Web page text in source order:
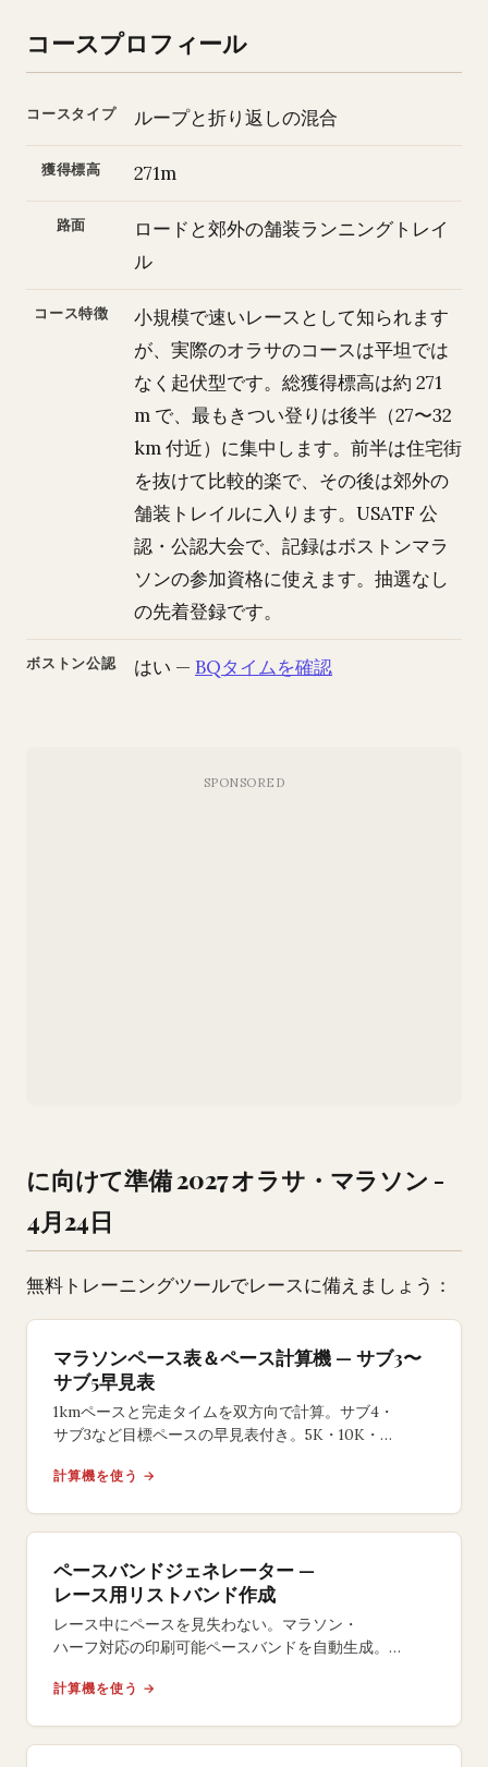
コースプロフィール
コースタイプ ループと折り返しの混合
獲得標高 271m
路面
ロードと郊外の舗装ランニングトレイ
ル
コース特徴
小規模で速いレースとして知られます
が、実際のオラサのコースは平坦では
なく起伏型です。総獲得標高は約 271
m で、最もきつい登りは後半（27〜32
km 付近）に集中します。前半は住宅街
を抜けて比較的楽で、その後は郊外の
舗装トレイルに入ります。USATF 公
認・公認大会で、記録はボストンマラ
ソンの参加資格に使えます。抽選なし
の先着登録です。
ボストン公認 はい — BQタイムを確認
に向けて準備 2027 オラサ・マラソン -
4月24日
無料トレーニングツールでレースに備えましょう：
マラソンペース表＆ペース計算機 — サブ3〜
サブ5早見表
1kmペースと完走タイムを双方向で計算。サブ4・
サブ3など目標ペースの早見表付き。5K・10K・
計算機を使う →
ペースバンドジェネレーター —
レース用リストバンド作成
レース中にペースを見失わない。マラソン・
ハーフ対応の印刷可能ペースバンドを自動生成。
ネガティブスプリット戦略やサイズ選択も自在。
計算機を使う →